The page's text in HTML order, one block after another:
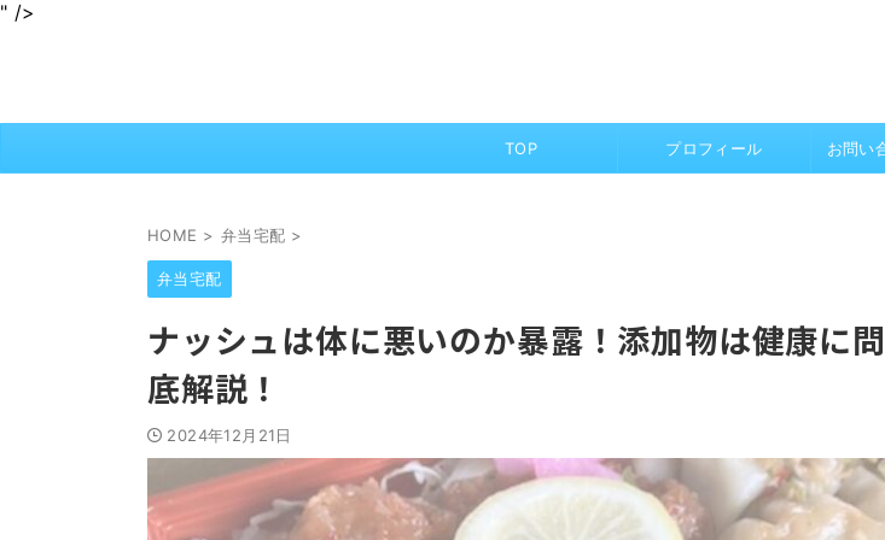
" />
TOP プロフィール お問い
HOME > 弁当宅配 >
弁当宅配
ナッシュは体に悪いのか暴露！添加物は健康に
底解説！
2024年12月21日